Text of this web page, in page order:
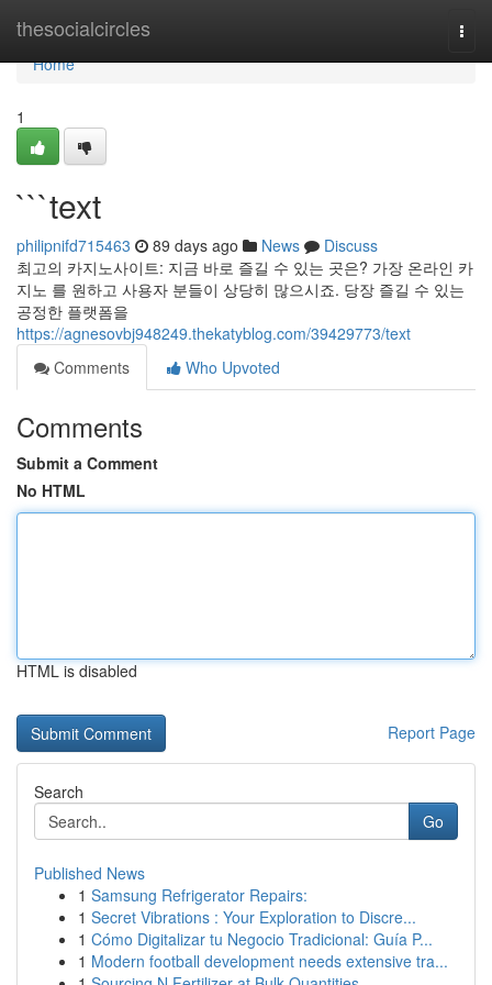
thesocialcircles
Home
Home
1
```text
philipnifd715463 89 days ago News
Discuss
최고의 카지노사이트: 지금 바로 즐길 수 있는 곳은? 가장 온라인 카
지노 를 원하고 사용자 분들이 상당히 많으시죠. 당장 즐길 수 있는
공정한 플랫폼을
https://agnesovbj948249.thekatyblog.com/39429773/text
Comments
Who Upvoted
Comments
Submit a Comment
No HTML
HTML is disabled
Report Page
Search
Go
Published News
1 Samsung Refrigerator Repairs:
1 Secret Vibrations : Your Exploration to Discre...
1 Cómo Digitalizar tu Negocio Tradicional: Guía P...
1 Modern football development needs extensive tra...